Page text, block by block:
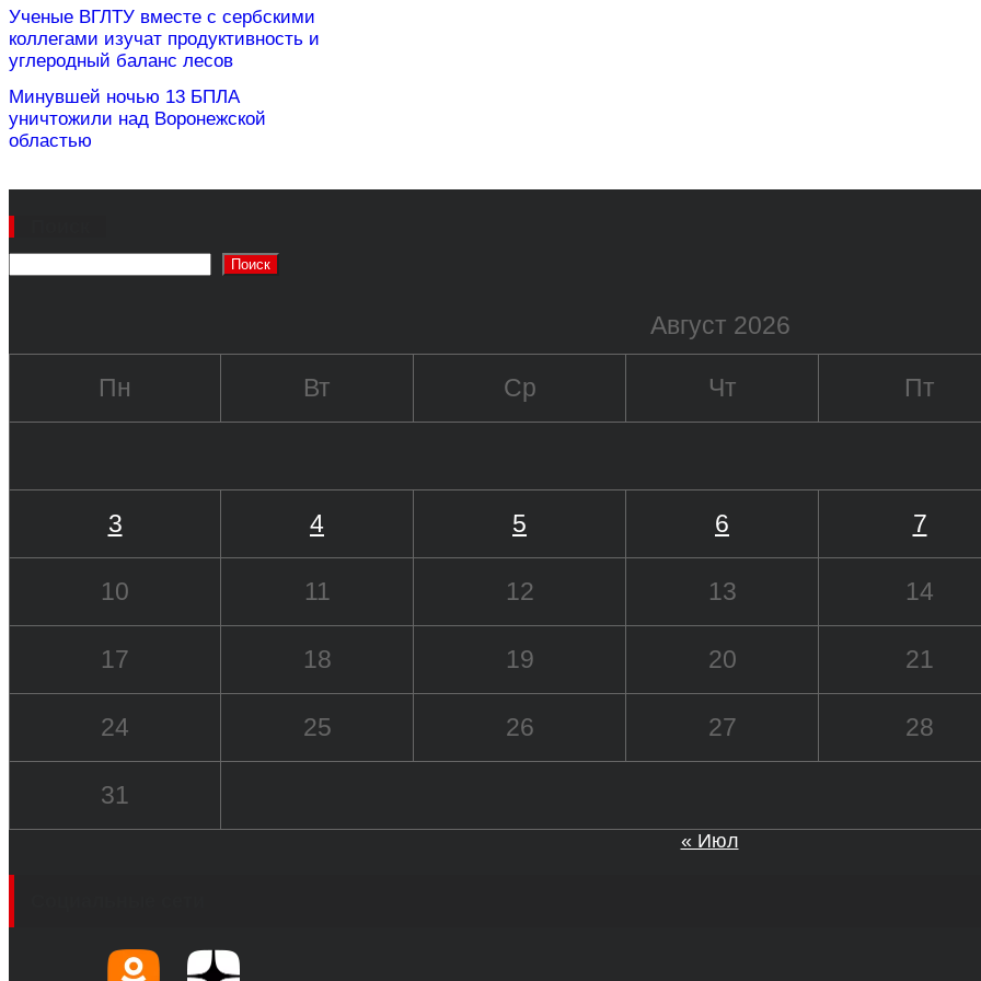
Ученые ВГЛТУ вместе с сербскими
коллегами изучат продуктивность и
углеродный баланс лесов
Минувшей ночью 13 БПЛА
уничтожили над Воронежской
областью
Поиск
Август 2026
Пн Вт Ср Чт Пт
3 4 5 6 7
10 11 12 13 14
17 18 19 20 21
24 25 26 27 28
31
« Июл